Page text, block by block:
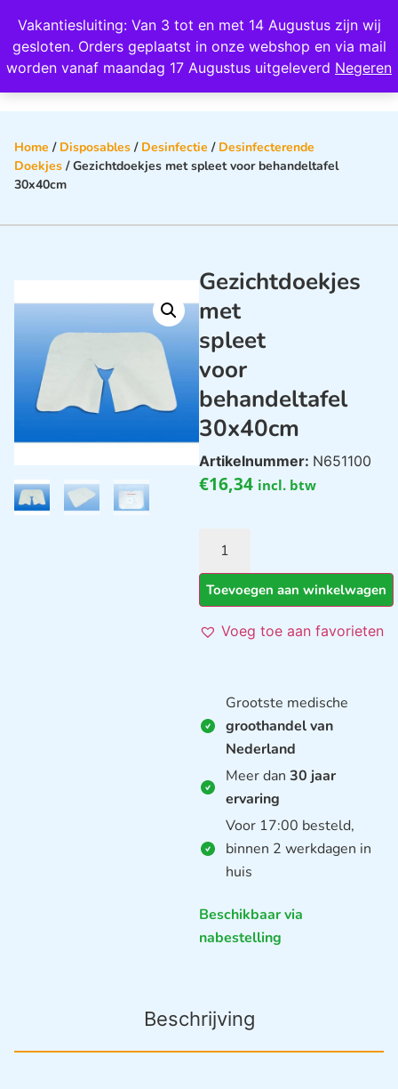
Vakantiesluiting: Van 3 tot en met 14 Augustus zijn wij
gesloten. Orders geplaatst in onze webshop en via mail
worden vanaf maandag 17 Augustus uitgeleverd Negeren
Wij scoren een 4,8 op Google
Home / Disposables / Desinfectie / Desinfecterende
Doekjes / Gezichtdoekjes met spleet voor behandeltafel
30x40cm
Gezichtdoekjes
met
spleet
voor
behandeltafel
30x40cm
Artikelnummer: N651100
€16,34 incl. btw
Toevoegen aan winkelwagen
Voeg toe aan favorieten
Grootste medische
groothandel van
Nederland
Meer dan 30 jaar
ervaring
Voor 17:00 besteld,
binnen 2 werkdagen in
huis
Beschikbaar via
nabestelling
Beschrijving